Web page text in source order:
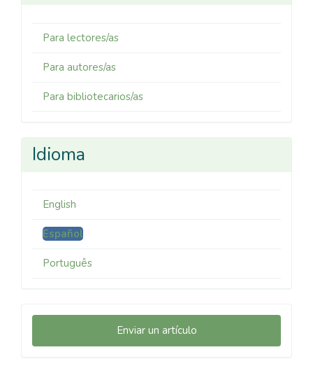
Para lectores/as
Para autores/as
Para bibliotecarios/as
Idioma
English
Español
Português
Enviar
un
Enviar un artículo